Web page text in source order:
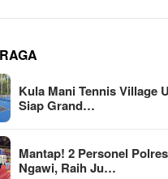
Kula Mani Tennis Village
Siap Grand…
Mantap! 2 Personel Polres
Ngawi, Raih Ju…